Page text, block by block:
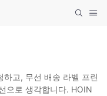
고, 무선 배송 라벨 프린
으로 생각합니다. HOIN